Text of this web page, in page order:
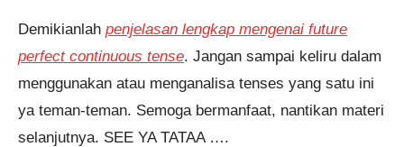
Demikianlah penjelasan lengkap mengenai future
perfect continuous tense. Jangan sampai keliru dalam
menggunakan atau menganalisa tenses yang satu ini
ya teman-teman. Semoga bermanfaat, nantikan materi
selanjutnya. SEE YA TATAA ….